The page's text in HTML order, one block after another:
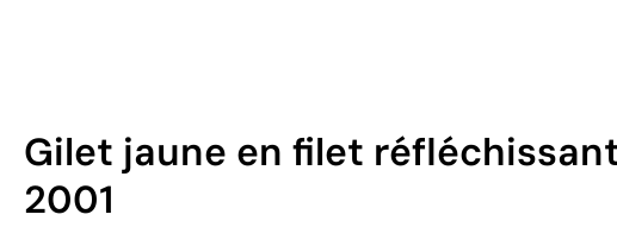
Gilet jaune en filet
2001